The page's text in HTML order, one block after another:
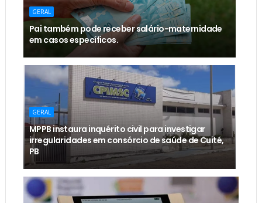
GERAL
Pai também pode receber salário-maternidade
em casos específicos.
GERAL
MPPB instaura inquérito civil para investigar
irregularidades em consórcio de saúde de Cuité,
PB